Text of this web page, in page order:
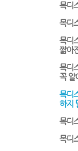
목디
목디
목디
짧아
목디
꼭 알
목디
하지
목디
목디